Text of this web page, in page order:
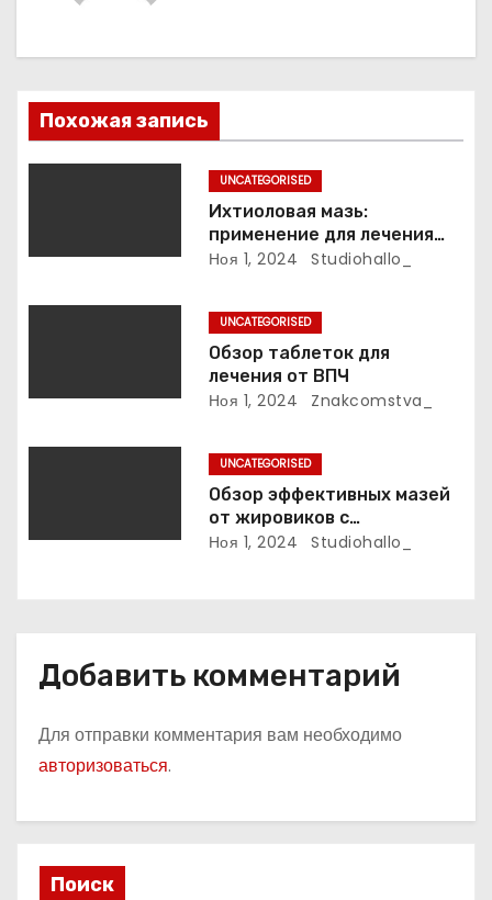
я
п
о
Похожая запись
UNCATEGORISED
Ихтиоловая мазь:
применение для лечения
фурункулов
Ноя 1, 2024 Studiohallo_
UNCATEGORISED
Обзор таблеток для
лечения от ВПЧ
Ноя 1, 2024 Znakcomstva_
UNCATEGORISED
Обзор эффективных мазей
от жировиков с
рассасывающим эффектом
Ноя 1, 2024 Studiohallo_
Добавить комментарий
Для отправки комментария вам необходимо
авторизоваться.
Поиск